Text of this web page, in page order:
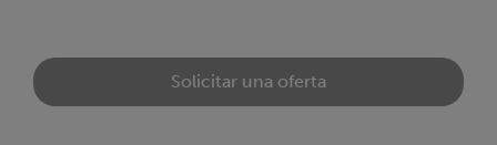
Solicitar una oferta